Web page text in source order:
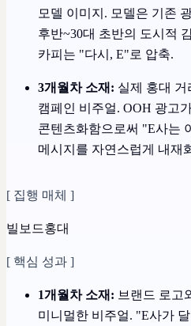
모델 이미지. 모델은 기존
후반~30대 초반의 도시적
카피는 "다시, E"로 압축.
3개월차 소재: 실제 홍대
캠페인 비주얼. OOH 광고
콘텐츠화함으로써 "E사는
메시지를 자연스럽게 내재
[ 집행 매체 ]
빌보드홍대
[ 핵심 성과 ]
1개월차 소재: 브랜드 로고
미니멀한 비주얼. "E사가